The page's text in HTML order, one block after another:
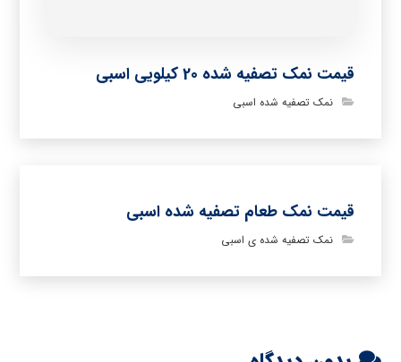
قیمت نمک تصفیه شده 20 کیلویی اسبی
نمک تصفیه شده اسبی
قیمت نمک طعام تصفیه شده اسبی
نمک تصفیه شده ی اسبی